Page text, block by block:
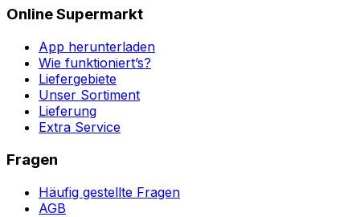
Online Supermarkt
App herunterladen
Wie funktioniert’s?
Liefergebiete
Unser Sortiment
Lieferung
Extra Service
Fragen
Häufig gestellte Fragen
AGB